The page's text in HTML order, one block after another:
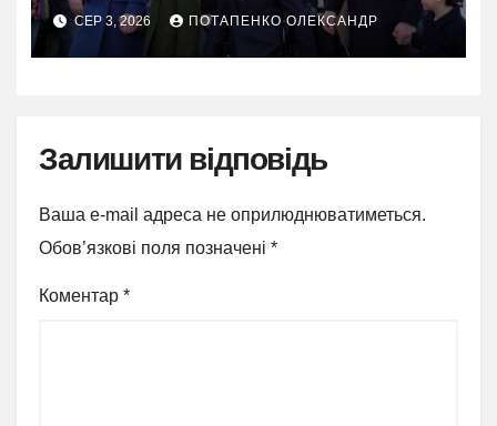
СЕР 3, 2026 ПОТАПЕНКО ОЛЕКСАНДР
Залишити відповідь
Ваша e-mail адреса не оприлюднюватиметься.
Обов’язкові поля позначені *
Коментар *